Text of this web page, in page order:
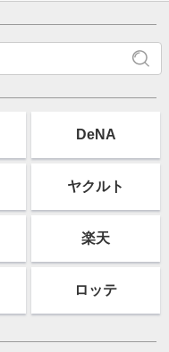
DeNA
ヤクルト
楽天
ロッテ